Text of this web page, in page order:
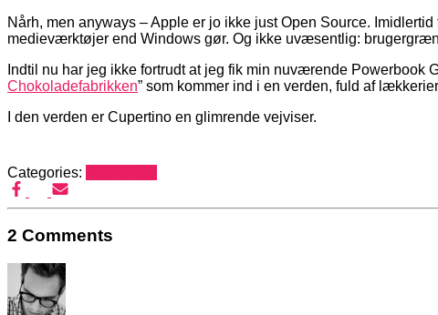
Nårh, men anyways – Apple er jo ikke just Open Source.
medieværktøjer end Windows gør. Og ikke uvæsentlig:
Indtil nu har jeg ikke fortrudt at jeg fik min nuværende Powerbook
Chokoladefabrikken” som kommer ind i en verden, fuld af
I den verden er Cupertino en glimrende vejviser.
Categories:
2 Comments